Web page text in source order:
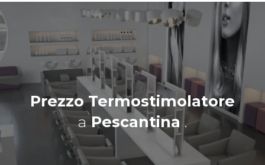
Prezzo Termostimolatore
aPescantina .